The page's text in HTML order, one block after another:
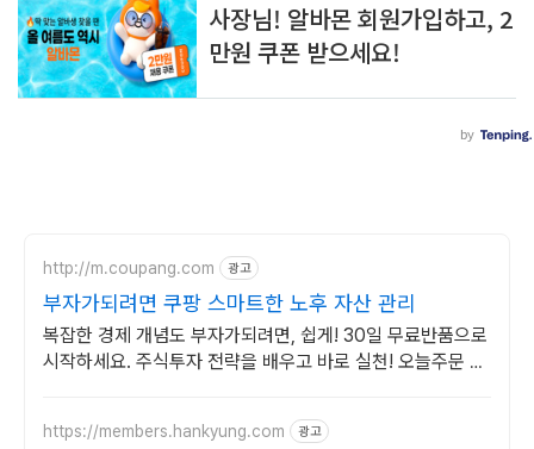
http://m.coupang.com 광고
부자가되려면 쿠팡 스마트한 노후 자산 관리
복잡한 경제 개념도 부자가되려면, 쉽게! 30일 무료반품으로
시작하세요. 주식투자 전략을 배우고 바로 실천! 오늘주문 내
https://members.hankyung.com 광고